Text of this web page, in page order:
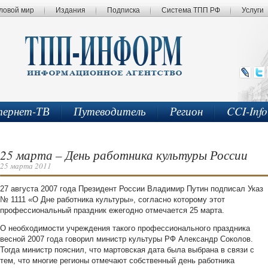
мир Издания Подписка Система ТПП РФ Услуги
ТВ Путеводитель Регион CCI-
25 марта – День работника культуры России
25 марта 2011
27 августа 2007 года Президент России Владимир Путин подписал Указ
№ 1111 «О Дне работника культуры», согласно которому этот
профессиональный праздник ежегодно отмечается 25 марта.
О необходимости учреждения такого профессионального праздника
весной 2007 года говорил министр культуры РФ Александр Соколов.
Тогда министр пояснил, что мартовская дата была выбрана в связи с
тем, что многие регионы отмечают собственный день работника